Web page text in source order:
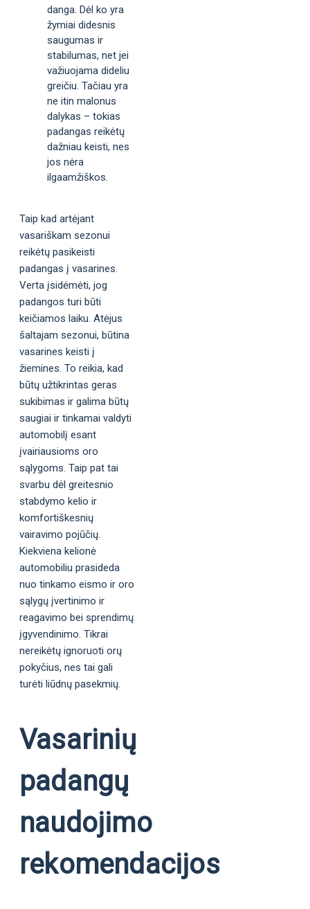
danga. Dėl ko yra
žymiai didesnis
saugumas ir
stabilumas, net jei
važiuojama dideliu
greičiu. Tačiau yra
ne itin malonus
dalykas – tokias
padangas reikėtų
dažniau keisti, nes
jos nėra
ilgaamžiškos.
Taip kad artėjant
vasariškam sezonui
reikėtų pasikeisti
padangas į vasarines.
Verta įsidėmėti, jog
padangos turi būti
keičiamos laiku. Atėjus
šaltajam sezonui, būtina
vasarines keisti į
žiemines. To reikia, kad
būtų užtikrintas geras
sukibimas ir galima būtų
saugiai ir tinkamai valdyti
automobilį esant
įvairiausioms oro
sąlygoms. Taip pat tai
svarbu dėl greitesnio
stabdymo kelio ir
komfortiškesnių
vairavimo pojūčių.
Kiekviena kelionė
automobiliu prasideda
nuo tinkamo eismo ir oro
sąlygų įvertinimo ir
reagavimo bei sprendimų
įgyvendinimo. Tikrai
nereikėtų ignoruoti orų
pokyčius, nes tai gali
turėti liūdnų pasekmių.
Vasarinių
padangų
naudojimo
rekomendacijos